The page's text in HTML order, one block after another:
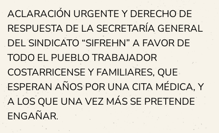
ACLARACIÓN URGENTE Y DERECHO DE
RESPUESTA DE LA SECRETARÍA GENERAL
DEL SINDICATO “SIFREHN” A FAVOR DE
TODO EL PUEBLO TRABAJADOR
COSTARRICENSE Y FAMILIARES, QUE
ESPERAN AÑOS POR UNA CITA MÉDICA, Y
A LOS QUE UNA VEZ MÁS SE PRETENDE
ENGAÑAR.